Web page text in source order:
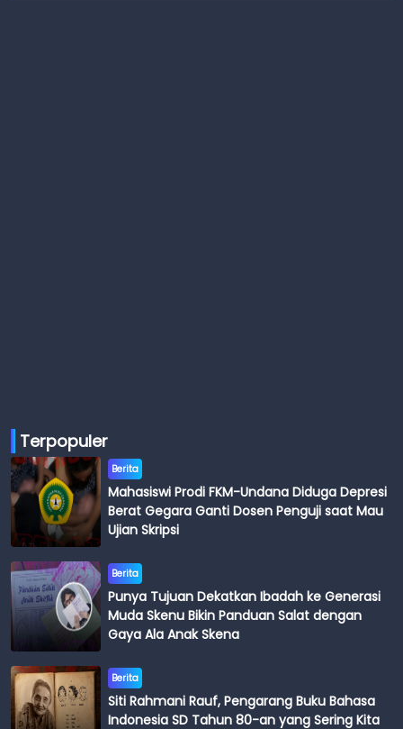
Terpopuler
Berita
Mahasiswi Prodi FKM-Undana Diduga Depresi
Berat Gegara Ganti Dosen Penguji saat Mau
Ujian Skripsi
Berita
Punya Tujuan Dekatkan Ibadah ke Generasi
Muda Skenu Bikin Panduan Salat dengan
Gaya Ala Anak Skena
Berita
Siti Rahmani Rauf, Pengarang Buku Bahasa
Indonesia SD Tahun 80-an yang Sering Kita